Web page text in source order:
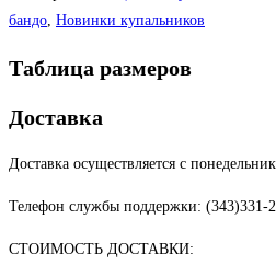
бандо, Новинки купальников
Таблица размеров
Доставка
Доставка осуществляется с
Телефон службы поддержки: (343)331-
СТОИМОСТЬ ДОСТАВКИ: